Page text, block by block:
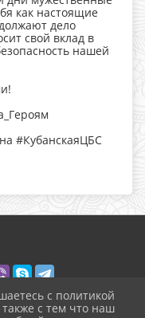
как настоящие
дело
свой вклад в
нашей
#КубанскаяЦБС
с политикой
с тем что наш